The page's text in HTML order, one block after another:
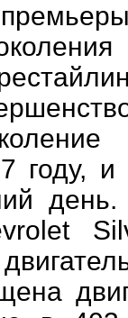
году, и